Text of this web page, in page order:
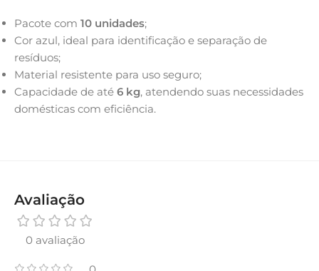
Pacote com 10 unidades;
Cor azul, ideal para identificação e separação de
resíduos;
Material resistente para uso seguro;
Capacidade de até 6 kg, atendendo suas necessidades
domésticas com eficiência.
Avaliação
0 avaliação